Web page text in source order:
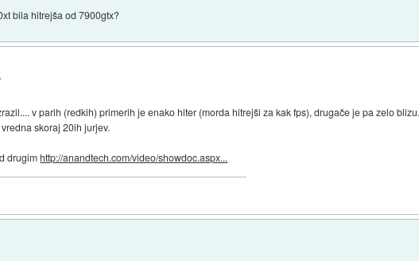
bila hitrejša od 7900gtx?
v parih (redkih) primerih je enako hiter (morda hitrejši za kak fps), drugače je pa zelo
skoraj 20ih jurjev.
drugimhttp://anandtech.com/video/showdoc.aspx...